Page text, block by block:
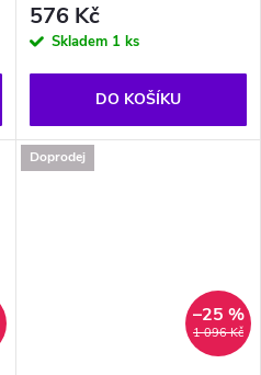
576 Kč
Skladem 1 ks
DO KOŠÍKU
Doprodej
1 096 Kč
–25 %